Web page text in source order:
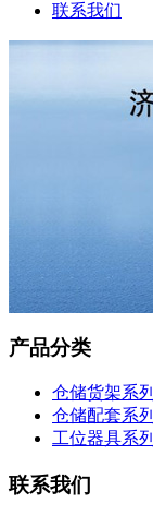
联系我们
产品分类
仓储货架系列
仓储配套系列
工位器具系列
联系我们